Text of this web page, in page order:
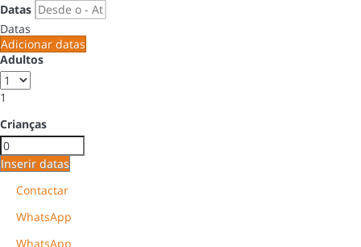
Datas
Datas
Adicionar datas
Adultos
1
Crianças
Inserir datas
Contactar
WhatsApp
WhatsApp